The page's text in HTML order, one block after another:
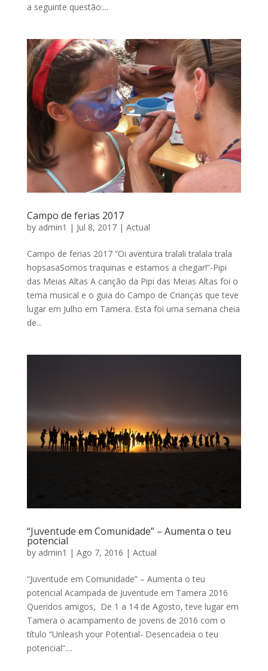
a seguinte questão:...
Campo de ferias 2017
by admin1 | Jul 8, 2017| Actual
Campo de ferias 2017 “Oi aventura tralali tralala trala
hopsasaSomos traquinas e estamos a chegar!”-Pipi
das Meias Altas A canção da Pipi das Meias Altas foi o
tema musical e o guia do Campo de Crianças que teve
lugar em Julho em Tamera. Esta foi uma semana cheia
de...
“Juventude em Comunidade” – Aumenta o teu
potencial
by admin1 | Ago 7, 2016 | Actual
“Juventude em Comunidade” – Aumenta o teu
potencial Acampada de Juventude em Tamera 2016
Queridos amigos, De 1 a 14 de Agosto, teve lugar em
Tamera o acampamento de jovens de 2016 com o
título “Unleash your Potential- Desencadeia o teu
potencial“....